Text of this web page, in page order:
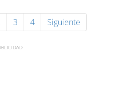
3 4 Siguiente